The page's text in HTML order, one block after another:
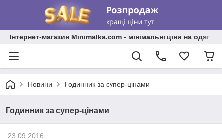
Інтернет-магазин Minimalka.com - мінімальні ціни на одяг
Новини Годинник за супер-цінами
Годинник за супер-цінами
23.09.2016